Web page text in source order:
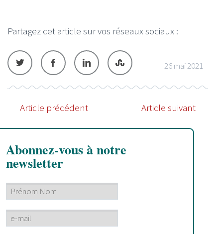
Partagez cet article sur vos réseaux sociaux :
26 mai 2021
Article précédent Article suivant
Abonnez-vous à notre
newsletter